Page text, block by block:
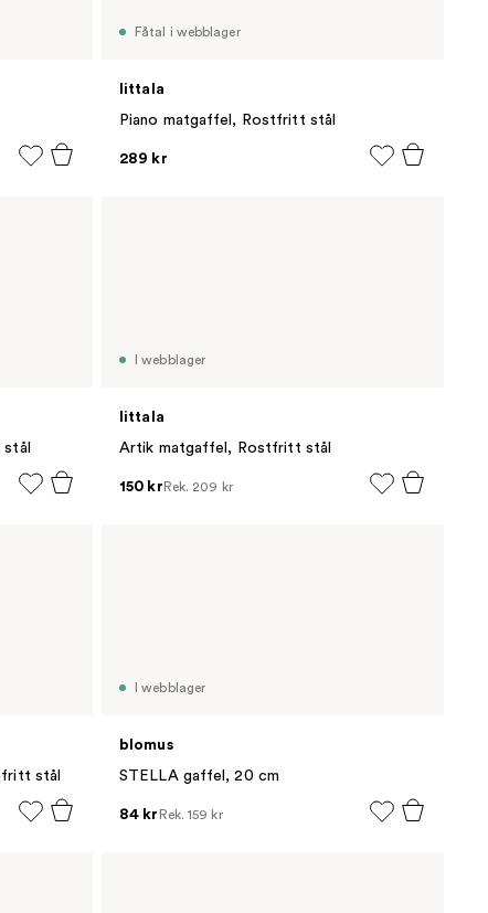
Fåtal i webblager
Iittala
Piano matgaffel, Rostfritt stål
289 kr
I webblager
Iittala
Artik matgaffel, Rostfritt stål
150 kr Rek. 209 kr
stål
I webblager
blomus
STELLA gaffel, 20 cm
84 kr Rek.159 kr